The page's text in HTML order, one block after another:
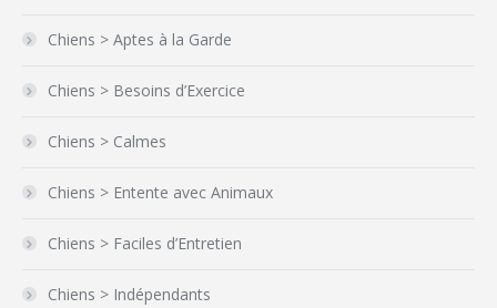
Chiens > Aptes à la Garde
Chiens > Besoins d’Exercice
Chiens > Calmes
Chiens > Entente avec Animaux
Chiens > Faciles d’Entretien
Chiens > Indépendants